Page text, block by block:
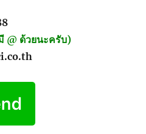
@ ด้วยนะครับ)